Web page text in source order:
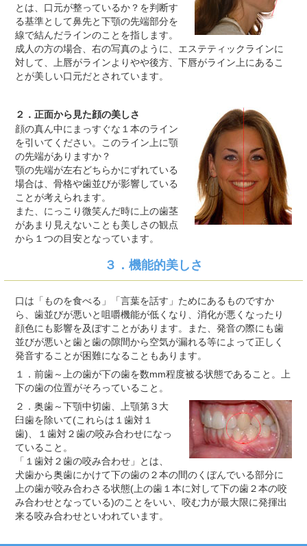
とは、口元が整っているか？を判断す
る基準として鼻先と下顎の先端部分を
線で結んだラインのことを指します。
成人の方の場合、右の写真のように、エステティックラインに
対して、上唇がラインよりやや後方、下唇がライン上にあるこ
とが美しい口元だとされています。
２．正面から見た顔の美しさ
顔の真ん中にまっすぐな１本のライン
を引いてください。このライン上に顎
の先端がありますか？
顎の先端が左右どちらかにずれている
場合は、骨格や歯並びが影響している
ことが考えられます。
また、にっこり微笑んだ時に上の歯茎
があまり見えないことも美しさの観点
から１つの目安となっています。
３．機能的美しさ
口は「ものを食べる」「言葉を話す」ためにあるものですか
ら、歯並びが悪いと咀嚼機能が低くなり、消化が悪くなったり
顔色にも影響を及ぼすことがあります。また、発音の際にも歯
並びが悪いと歯と歯の隙間から空気が漏れる等によって正しく
発音することが困難になることもあります。
１．前歯～上の歯が下の歯を数mm程度被る状態であること。上
下の歯の位置がそろっていること。
２．奥歯～下顎中切歯、上顎第３大
臼歯を除いて(これらは１歯対１
歯)、１歯対２歯の咬み合わせになっ
ていること。
「１歯対２歯の咬み合わせ」とは、
犬歯から奥歯にかけて下の歯の２本の間のくぼんでいる部分に
上の歯が咬み合わさる状態(上の歯１本に対して下の歯２本の咬
み合わせとなっている)のことをいい、咬む力が最大限に発揮出
来る咬み合わせといわれています。